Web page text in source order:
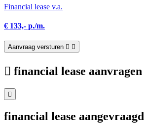
Financial lease v.a.
€ 133,- p./m.
Aanvraag versturen
financial lease aanvragen
financial lease aangevraagd